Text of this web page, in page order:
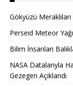
Gökyüzü
Perseid Meteor
Bilim İnsanları
NASA Datalarıyla
Gezegen Açıklandı